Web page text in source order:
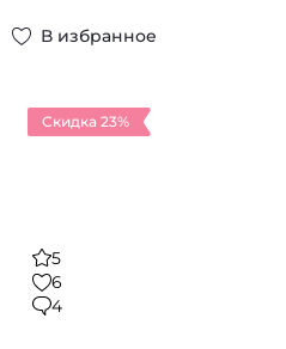
В избранное
Скидка 23%
5
6
4